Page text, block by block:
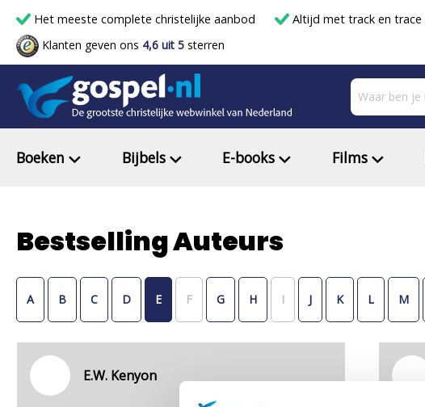
Het meeste complete christelijke aanbod Altijd met track en trace
Klanten geven ons 4,6 uit 5 sterren
Boeken Bijbels E-books Films
Bestselling Auteurs
A B C D E F G H I J K L M
E.W. Kenyon